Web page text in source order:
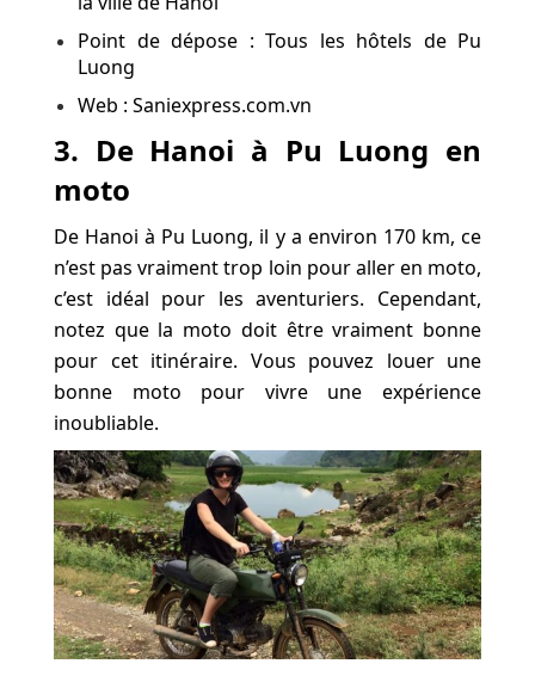
Point de dépose : Tous les hôtels de Pu
Luong
Web : Saniexpress.com.vn
3. De Hanoi à Pu Luong en
moto
De Hanoi à Pu Luong, il y a environ 170 km, ce
n’est pas vraiment trop loin pour aller en moto,
c’est idéal pour les aventuriers. Cependant,
notez que la moto doit être vraiment bonne
pour cet itinéraire. Vous pouvez louer une
bonne moto pour vivre une expérience
inoubliable.